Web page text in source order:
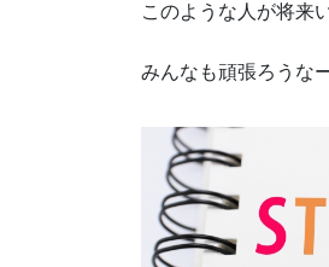
このような人が将来
みんなも頑張ろうな